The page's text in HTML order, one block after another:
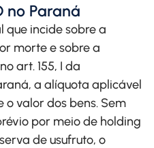
no Paraná
que incide sobre a
morte e sobre a
art. 155, I da
a alíquota aplicável
o valor dos bens. Sem
por meio de holding
de usufruto, o